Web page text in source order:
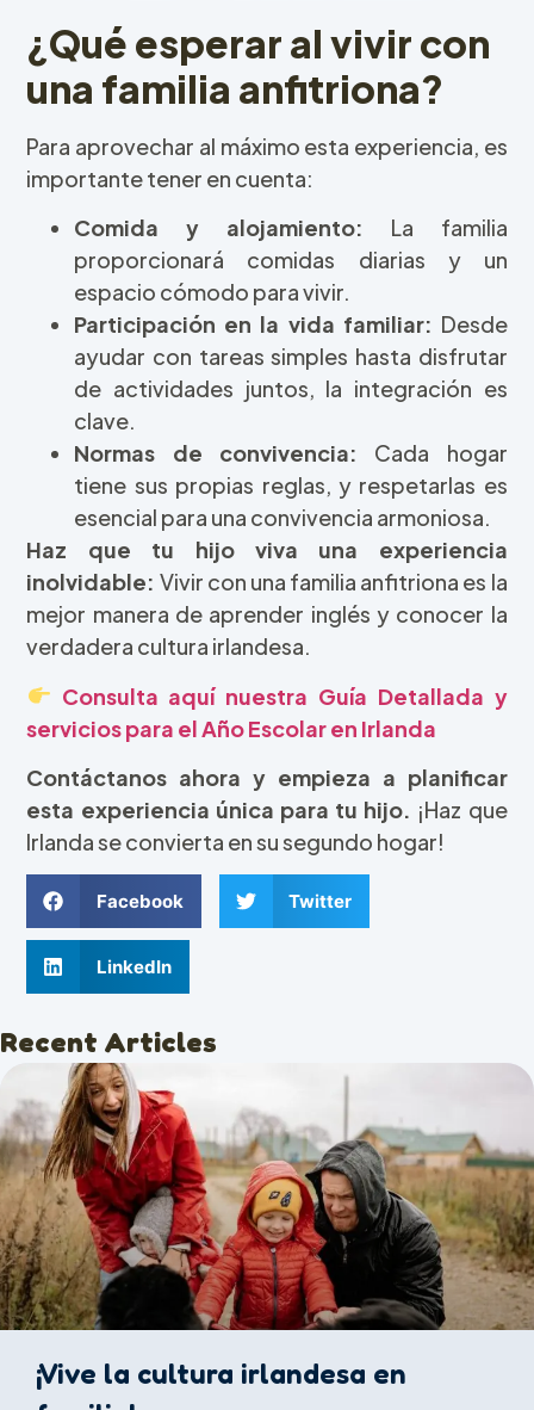
¿Qué esperar al vivir con
una familia anfitriona?
Para aprovechar al máximo esta experiencia, es
importante tener en cuenta:
Comida y alojamiento: La familia
proporcionará comidas diarias y un
espacio cómodo para vivir.
Participación en la vida familiar: Desde
ayudar con tareas simples hasta disfrutar
de actividades juntos, la integración es
clave.
Normas de convivencia: Cada hogar
tiene sus propias reglas, y respetarlas es
esencial para una convivencia armoniosa.
Haz que tu hijo viva una experiencia
inolvidable: Vivir con una familia anfitriona es la
mejor manera de aprender inglés y conocer la
verdadera cultura irlandesa.
Consulta aquí nuestra Guía Detallada y
servicios para el Año Escolar en Irlanda
Contáctanos ahora y empieza a planificar
esta experiencia única para tu hijo. ¡Haz que
Irlanda se convierta en su segundo hogar!
Facebook Twitter
LinkedIn
Recent Articles
¡Vive la cultura irlandesa en